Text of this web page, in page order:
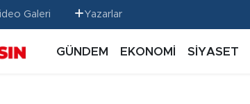
Galeri Yazarlar
GÜNDEM EKONOMİ SİYASET